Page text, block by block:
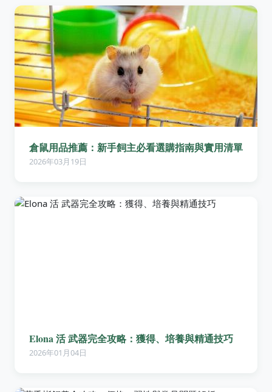
倉鼠用品推薦：新手飼主必看選購指南與實用清單
2026年03月19日
Elona 活 武器完全攻略：獲得、培養與精通技巧
2026年01月04日